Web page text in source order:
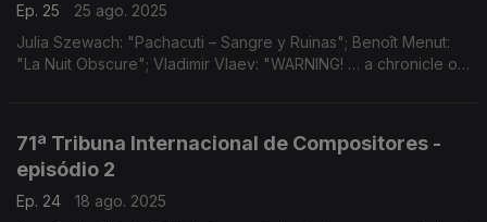
Ep. 25
25 ago. 2025
Julia Szewach: "Pachacuti – Sangre y Ruinas"; Benoît Menut:
"La Nuit Obscure"; Vladimir Vlaev: "WARNING! … a chronicle of
71ª Tribuna Internacional de Compositores -
episódio 2
Ep. 24
18 ago. 2025